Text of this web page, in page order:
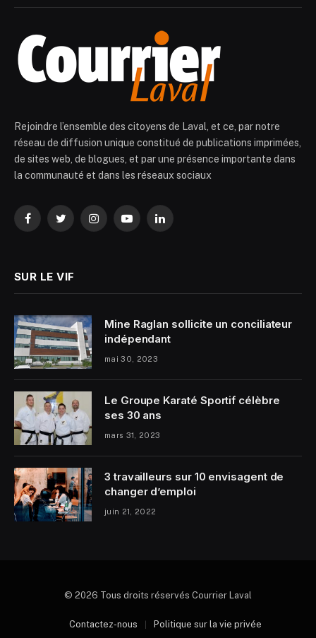
Rejoindre l’ensemble des citoyens de Laval, et ce, par notre
réseau de diffusion unique constitué de publications imprimées,
de sites web, de blogues, et par une présence importante dans
la communauté et dans les réseaux sociaux
FacebookTwitterInstagramYouTubeLinkedIn
SUR LE VIF
Mine Raglan sollicite un conciliateur
indépendant
mai 30, 2023
Le Groupe Karaté Sportif célèbre
ses 30 ans
mars 31, 2023
3 travailleurs sur 10 envisagent de
changer d’emploi
juin 21, 2022
© 2026 Tous droits réservés Courrier Laval
Contactez-nous
Politique sur la vie privée